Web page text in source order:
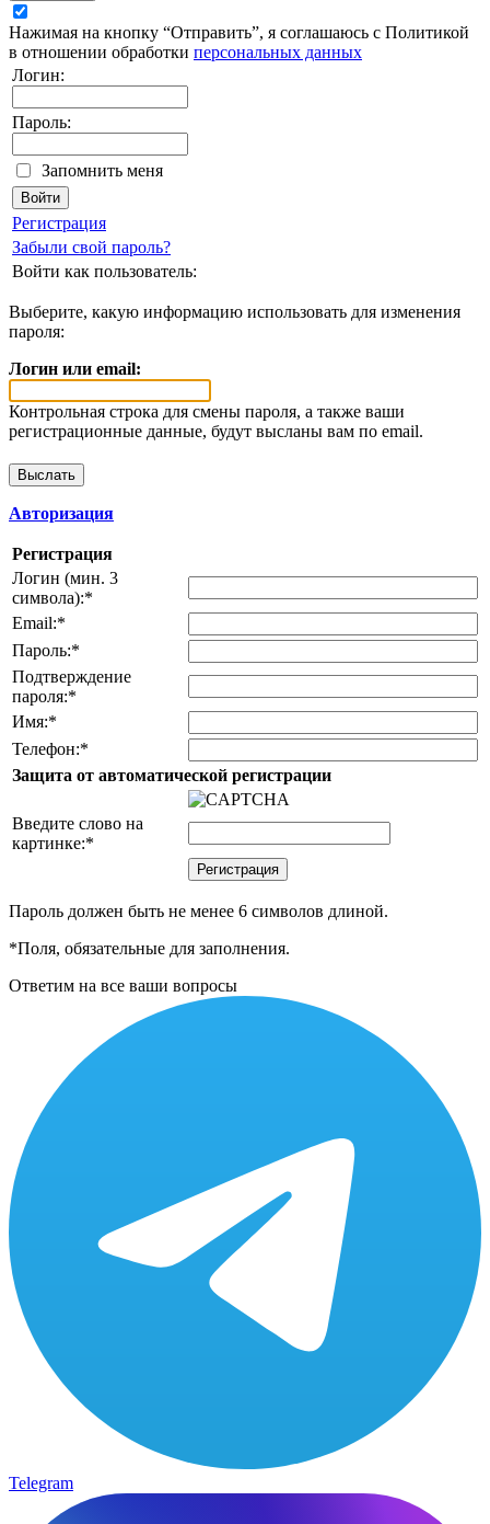
Нажимая на кнопку “Отправить”, я соглашаюсь с Политикой
в отношении обработки персональных данных
Логин:
Пароль:
Запомнить меня
Регистрация
Забыли свой пароль?
Войти как пользователь:
Выберите, какую информацию использовать для изменения
пароля:
Логин или email:
Контрольная строка для смены пароля, а также ваши
регистрационные данные, будут высланы вам по email.
Авторизация
Регистрация
Логин (мин. 3
символа):*
Email:*
Пароль:*
Подтверждение
пароля:*
Имя:*
Телефон:*
Защита от автоматической регистрации
Введите слово на
картинке:*
Пароль должен быть не менее 6 символов длиной.
*Поля, обязательные для заполнения.
Ответим на все ваши вопросы
Telegram